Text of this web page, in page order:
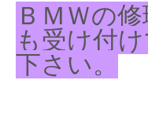
ＢＭＷの
も受け付
下さい。